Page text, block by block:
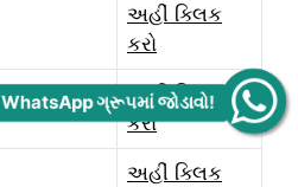
અહીં ક્લિક
કરો
અહીં ક્લિક
કરો
અહીં ક્લિક
WhatsApp ગ્રૂપમાં જોડાવો!